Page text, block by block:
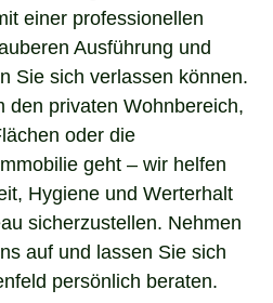
einer professionellen
Ausführung und
Sie sich verlassen können.
den privaten Wohnbereich,
oder die
geht – wir helfen
Hygiene und Werterhalt
sicherzustellen. Nehmen
auf und lassen Sie sich
persönlich beraten.